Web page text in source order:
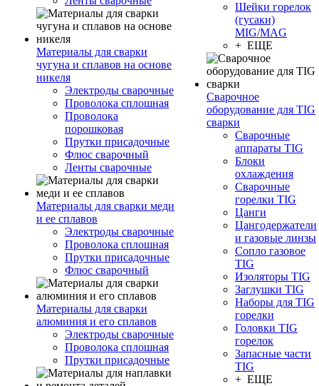
Материалы для сварки
чугуна и сплавов на основе
никеля
Электроды сварочные
Проволока сплошная
Проволока
порошковая
Прутки присадочные
Флюс сварочный
Ленты сварочные
Материалы для сварки меди
и ее сплавов
Электроды сварочные
Проволока сплошная
Прутки присадочные
Флюс сварочный
Материалы для сварки
алюминия и его сплавов
Электроды сварочные
Проволока сплошная
Прутки присадочные
Шейки горелок
(гусаки)
MIG/MAG
+ ЕЩЕ
Сварочное
оборудование для TIG
сварки
Сварочные
аппараты TIG
Блоки
охлаждения
Сварочные
горелки TIG
Цанги
Цангодержатели
и газовые линзы
Сопло газовое
TIG
Изоляторы TIG
Заглушки TIG
Наборы для TIG
горелки
Головки TIG
горелок
Запасные части
TIG
+ ЕЩЕ